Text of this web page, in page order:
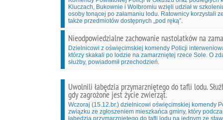
Kluczach, Bukownie i Wolbromiu wzięli udział w
osoby tonącej po załamaniu lodu. Ratownicy korzystali
także przedmiotów dostępnych „pod ręką”.
Nieodpowiedzialne zachowanie nastolatków na
Dzielnicowi z oświęcimskiej komendy Policji
którzy skakali po lodzie na zamarzniętej rzece Sole. O
służby, powiadomił przechodzień.
Uwolnili łabędzia przymarzniętego do tafli lodu.
gdy zagrożone jest życie zwierząt.
Wczoraj (15.12.br.) dzielnicowi oświęcimskiej komendy
związku ze zgłoszeniem mieszkańca gminy, który
łabędzia przymarzniętego do tafli lodu na jednym ze